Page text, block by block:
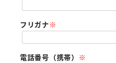
フリガナ ※
電話番号（携帯） ※